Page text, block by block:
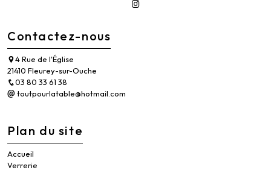
Contactez-nous
4 Rue de l'Église
21410 Fleurey-sur-Ouche
03 80 33 61 38
toutpourlatable@hotmail.com
Plan du site
Accueil
Verrerie